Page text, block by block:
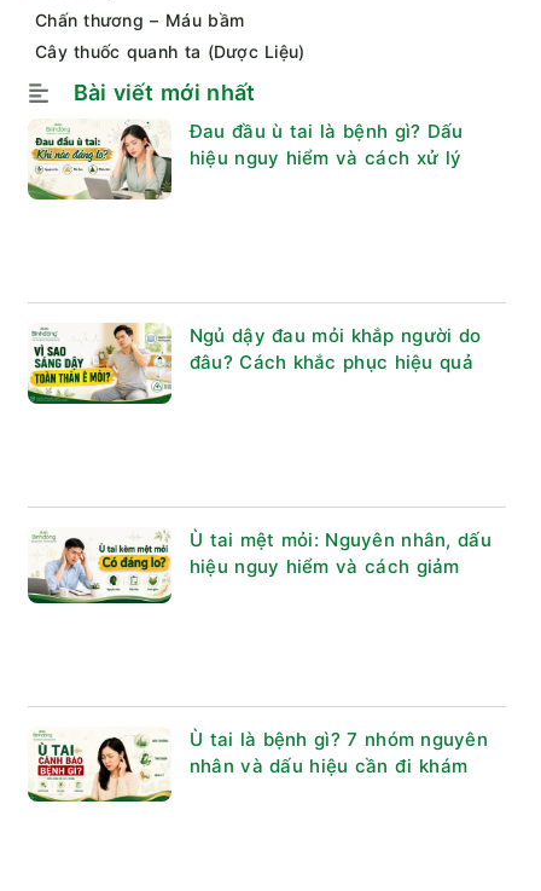
Chấn thương – Máu bầm
Cây thuốc quanh ta (Dược Liệu)
Bài viết mới nhất
Đau đầu ù tai là bệnh gì? Dấu
hiệu nguy hiểm và cách xử lý
Ngủ dậy đau mỏi khắp người do
đâu? Cách khắc phục hiệu quả
Ù tai mệt mỏi: Nguyên nhân, dấu
hiệu nguy hiểm và cách giảm
Ù tai là bệnh gì? 7 nhóm nguyên
nhân và dấu hiệu cần đi khám